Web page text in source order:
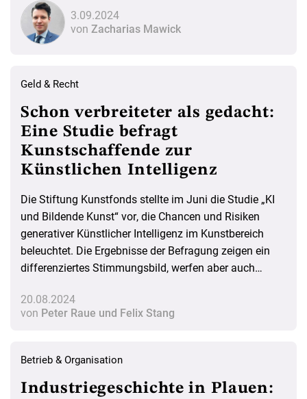
3.09.2024
von Zacharias Mawick
Geld & Recht
Schon verbreiteter als gedacht:
Eine Studie befragt
Kunstschaffende zur
Künstlichen Intelligenz
Die Stiftung Kunstfonds stellte im Juni die Studie „KI
und Bildende Kunst“ vor, die Chancen und Risiken
generativer Künstlicher Intelligenz im Kunstbereich
beleuchtet. Die Ergebnisse der Befragung zeigen ein
differenziertes Stimmungsbild, werfen aber auch
Regulierung auf.
20.08.2024
von Peter Raue und Felix Stang
Betrieb & Organisation
Industriegeschichte in Plauen: